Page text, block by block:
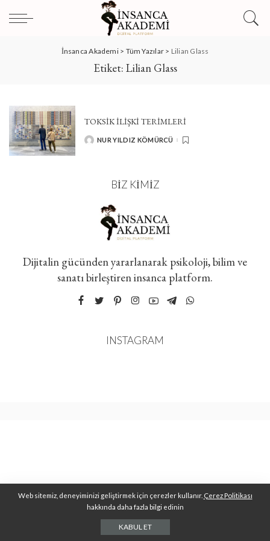
İnsanca Akademi> Tüm Yazılar > Lilian Glass
Etiket: Lilian Glass
TOKSIK İLIŞKI TERIMLERI
POSTEDNUR YILDIZ KÖMÜRCÜ
BIZ KIMIZ
Dijitalin gücünden yararlanarak psikoloji, bilim ve
sanatı birleştiren insanca platform.
INSTAGRAM
Web sitemiz, deneyiminizi geliştirmek için çerezler kullanır. Çerez Politikası
hakkında daha fazla bilgi edinin
KABUL ET